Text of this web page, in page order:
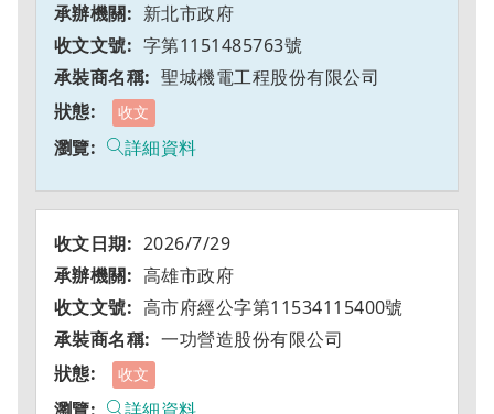
新北市政府
字第1151485763號
聖城機電工程股份有限公司
收文
詳細資料
2026/7/29
高雄市政府
高市府經公字第11534115400號
一功營造股份有限公司
收文